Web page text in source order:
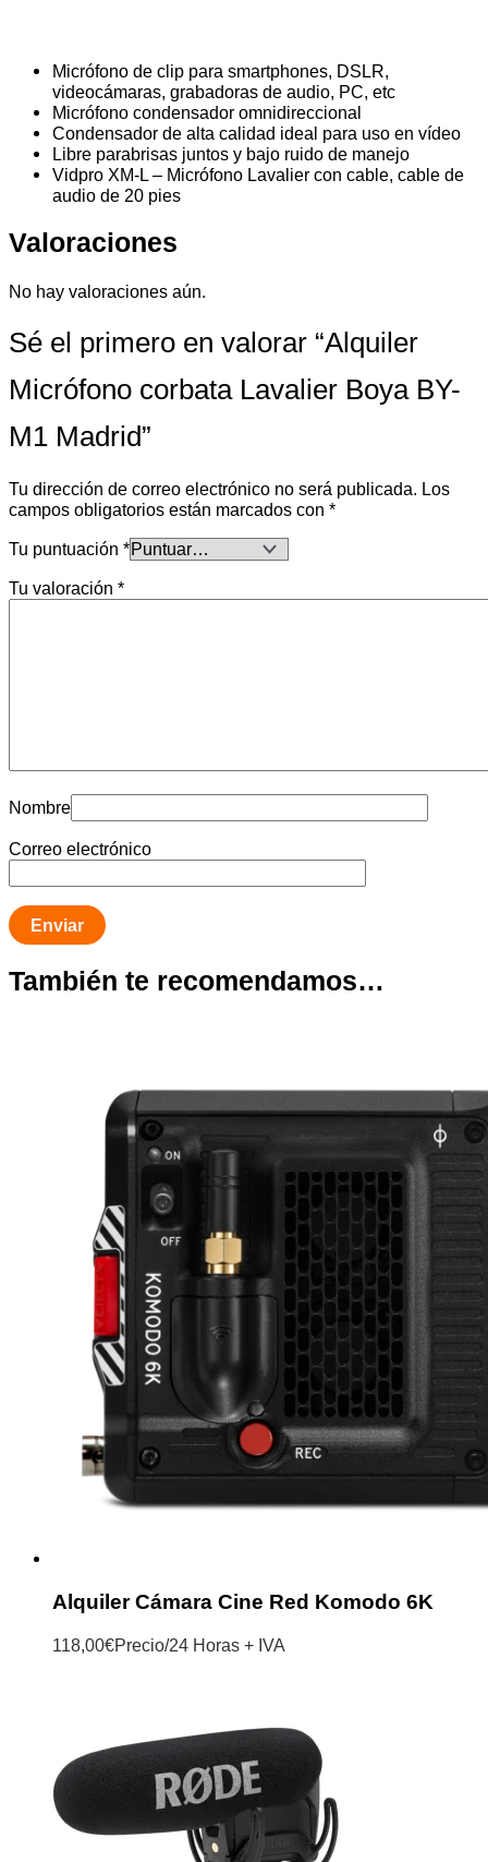
Micrófono de clip para smartphones, DSLR,
videocámaras, grabadoras de audio, PC, etc
Micrófono condensador omnidireccional
Condensador de alta calidad ideal para uso en vídeo
Libre parabrisas juntos y bajo ruido de manejo
Vidpro XM-L – Micrófono Lavalier con cable, cable de
audio de 20 pies
Valoraciones
No hay valoraciones aún.
Sé el primero en valorar “Alquiler
Micrófono corbata Lavalier Boya BY-
M1 Madrid”
Tu dirección de correo electrónico no será publicada. Los
campos obligatorios están marcados con *
Tu puntuación *
Tu valoración *
Nombre
Correo electrónico
También te recomendamos…
Alquiler Cámara Cine Red Komodo 6K
118,00€Precio/24 Horas + IVA